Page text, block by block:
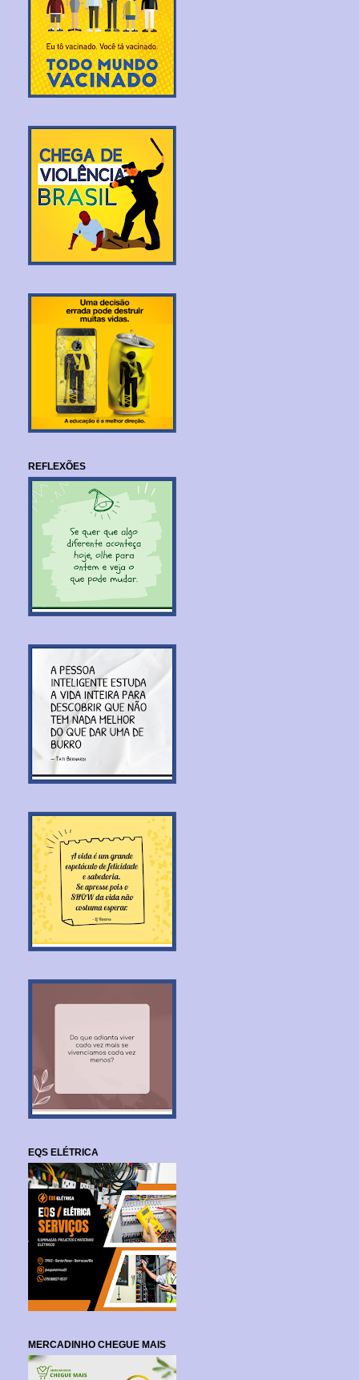
REFLEXÕES
EQS ELÉTRICA
MERCADINHO CHEGUE MAIS